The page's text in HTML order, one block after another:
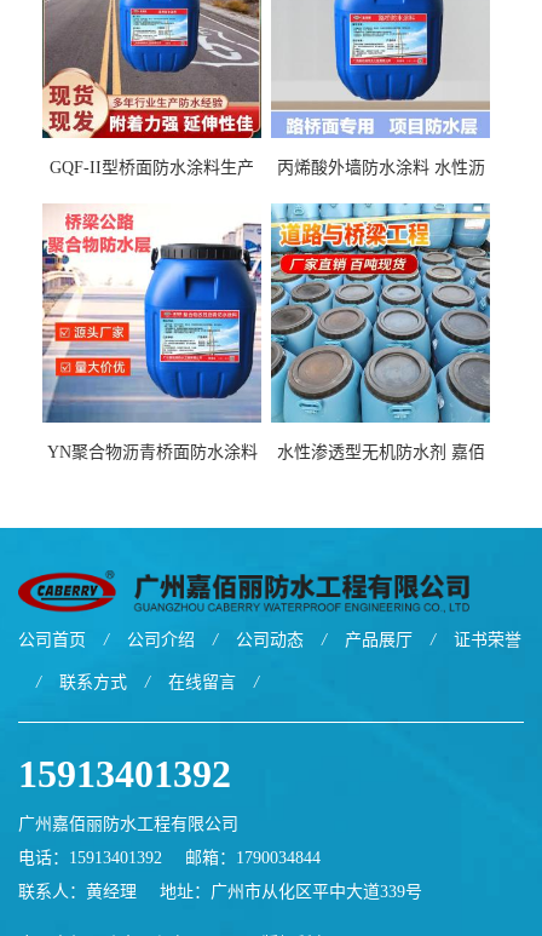
GQF-II型桥面防水涂料生产
丙烯酸外墙防水涂料 水性沥
厂家
YN聚合物沥青桥面防水涂料
水性渗透型无机防水剂 嘉佰
公司首页 / 公司介绍 / 公司动态 / 产品展厅 / 证书荣誉
/ 联系方式 / 在线留言 /
15913401392
广州嘉佰丽防水工程有限公司
电话：15913401392
邮箱： 1790034844
联系人：黄经理
地址：广州市从化区平中大道339号